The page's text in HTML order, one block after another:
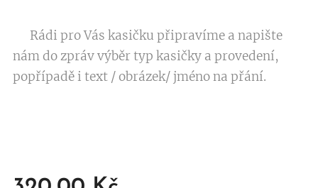
Rádi pro Vás kasičku připravíme a napište
nám do zpráv výběr typ kasičky a provedení,
popřípadě i text / obrázek/ jméno na přání.